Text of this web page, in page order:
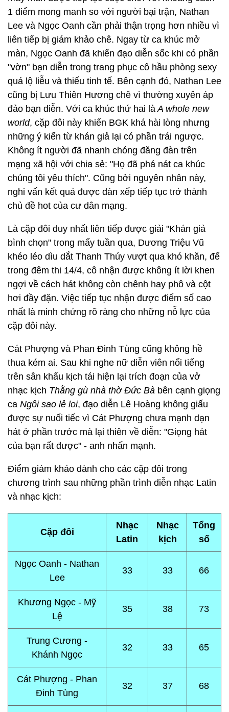
1 điểm mong manh so với người bại trận, Nathan
Lee và Ngọc Oanh cần phải thận trọng hơn nhiều vì
liên tiếp bị giám khảo chê. Ngay từ ca khúc mở
màn, Ngọc Oanh đã khiến đạo diễn sốc khi có phần
"vờn" bạn diễn trong trang phục cô hầu phòng sexy
quá lộ liễu và thiếu tinh tế. Bên cạnh đó, Nathan Lee
cũng bị Lưu Thiên Hương chê vì thường xuyên áp
đảo bạn diễn. Với ca khúc thứ hai làA whole new
world, cặp đôi này khiến BGK khá hài lòng nhưng
những ý kiến từ khán giả lại có phần trái ngược.
Không ít người đã nhanh chóng đăng đàn trên
mạng xã hội với chia sẻ: "Họ đã phá nát ca khúc
chúng tôi yêu thích". Cũng bởi nguyên nhân này,
nghi vấn kết quả được dàn xếp tiếp tục trở thành
chủ đề hot của cư dân mạng.
Là cặp đôi duy nhất liên tiếp được giải "Khán giả
bình chọn" trong mấy tuần qua, Dương Triệu Vũ
khéo léo dìu dắt Thanh Thúy vượt qua khó khăn, để
trong đêm thi 14/4, cô nhận được không ít lời khen
ngợi về cách hát không còn chênh hay phô và cột
hơi đầy đặn. Việc tiếp tục nhận được điểm số cao
nhất là minh chứng rõ ràng cho những nỗ lực của
cặp đôi này.
Cát Phượng và Phan Đinh Tùng cũng không hề
thua kém ai. Sau khi nghe nữ diễn viên nổi tiếng
trên sân khấu kịch tái hiện lại trích đoạn của vở
nhạc kịch Thằng gù nhà thờ Đức Bà bên cạnh giọng
ca Ngôi sao lẻ loi, đạo diễn Lê Hoàng không giấu
được sự nuối tiếc vì Cát Phượng chưa mạnh dạn
hát ở phần trước mà lại thiên về diễn: "Giọng hát
của bạn rất được" - anh nhấn mạnh.
Điểm giám khảo dành cho các cặp đôi trong
chương trình sau những phần trình diễn nhạc Latin
và nhạc kịch:
Cặp đôi
Nhạc
Latin
Nhạc
kịch
Tổng
số
Ngọc Oanh - Nathan
Lee
33 33 66
Khương Ngọc - Mỹ
Lệ
35 38 73
Trung Cương -
Khánh Ngọc
32 33 65
Cát Phượng - Phan
Đinh Tùng
32 37 68